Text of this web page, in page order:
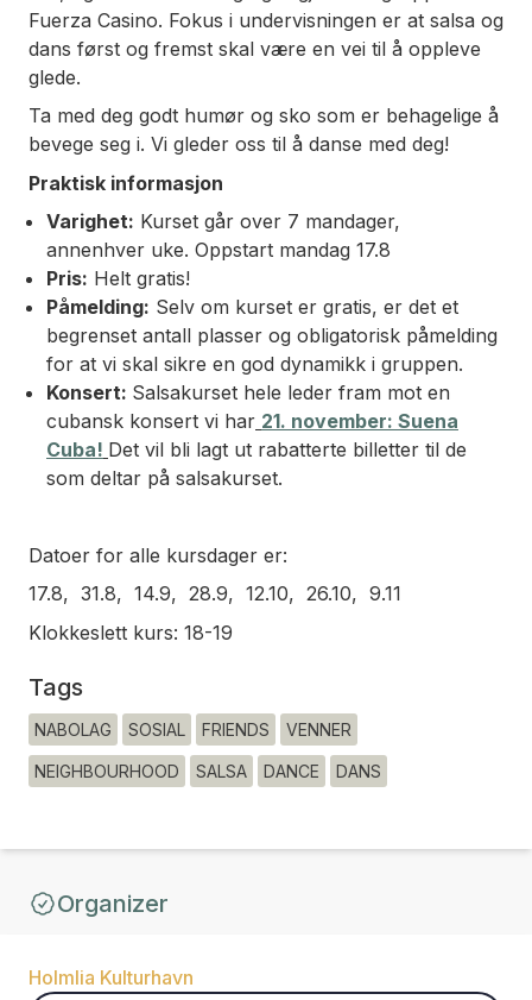
Fuerza Casino. Fokus i undervisningen er at salsa og
dans først og fremst skal være en vei til å oppleve
glede.
Ta med deg godt humør og sko som er behagelige å
bevege seg i. Vi gleder oss til å danse med deg!
Praktisk informasjon
Varighet: Kurset går over 7 mandager,
annenhver uke. Oppstart mandag 17.8
Pris: Helt gratis!
Påmelding: Selv om kurset er gratis, er det et
begrenset antall plasser og obligatorisk påmelding
for at vi skal sikre en god dynamikk i gruppen.
Konsert: Salsakurset hele leder fram mot en
cubansk konsert vi har 21. november: Suena
Cuba! Det vil bli lagt ut rabatterte billetter til de
som deltar på salsakurset.
Datoer for alle kursdager er:
17.8, 31.8, 14.9, 28.9, 12.10, 26.10, 9.11
Klokkeslett kurs: 18-19
Tags
NABOLAG SOSIAL FRIENDS VENNER
NEIGHBOURHOOD SALSA DANCE DANS
Organizer
Holmlia Kulturhavn